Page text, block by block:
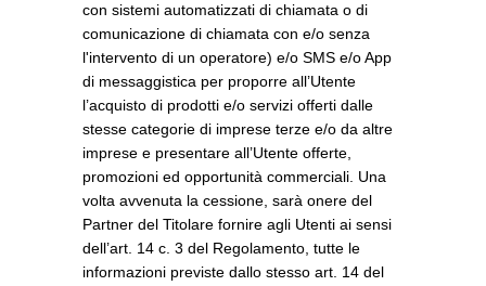
con sistemi automatizzati di chiamata o di
comunicazione di chiamata con e/o senza
l'intervento di un operatore) e/o SMS e/o App
di messaggistica per proporre all’Utente
l’acquisto di prodotti e/o servizi offerti dalle
stesse categorie di imprese terze e/o da altre
imprese e presentare all’Utente offerte,
promozioni ed opportunità commerciali. Una
volta avvenuta la cessione, sarà onere del
Partner del Titolare fornire agli Utenti ai sensi
dell’art. 14 c. 3 del Regolamento, tutte le
informazioni previste dallo stesso art. 14 del